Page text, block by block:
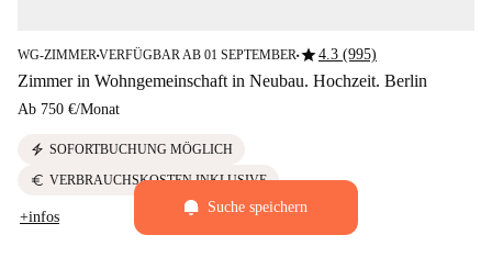
WG-ZIMMER■VERFÜGBAR AB 01 SEPTEMBER■star4.3 (995)
Zimmer in Wohngemeinschaft in Neubau. Hochzeit. Berlin
Ab 750 €/Monat
electric_bolt SOFORTBUCHUNG MÖGLICH
euro VERBRAUCHSKOSTEN INKLUSIVE
+infos
Suche speichern